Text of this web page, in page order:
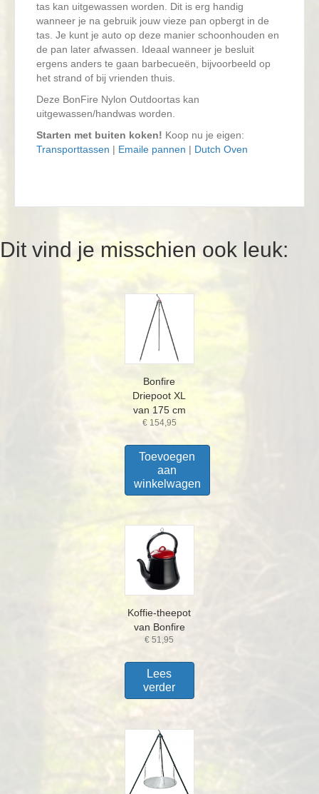
tas kan uitgewassen worden. Dit is erg handig
wanneer je na gebruik jouw vieze pan opbergt in de
tas. Je kunt je auto op deze manier schoonhouden en
de pan later afwassen. Ideaal wanneer je besluit
ergens anders te gaan barbecueën, bijvoorbeeld op
het strand of bij vrienden thuis.
Deze BonFire Nylon Outdoortas kan
uitgewassen/handwas worden.
Starten met buiten koken! Koop nu je eigen:
Transporttassen | Emaile pannen | Dutch Oven
Dit vind je misschien ook leuk:
Bonfire
Driepoot XL
van 175 cm
€154,95
Toevoegen
aan
winkelwagen
Koffie-theepot
van Bonfire
€ 51,95
Lees
verder